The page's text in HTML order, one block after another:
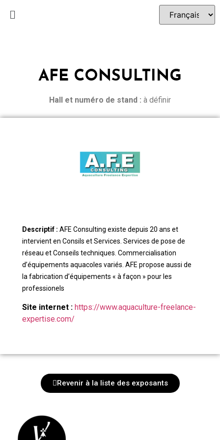
AFE CONSULTING
Hall et numéro de stand : à définir
Descriptif : AFE Consulting existe depuis 20 ans et
intervient en Consils et Services. Services de pose de
réseau et Conseils techniques. Commercialisation
d’équipements aquacoles variés. AFE propose aussi de
la fabrication d’équipements « à façon » pour les
professionels
Site internet : https://www.aquaculture-freelance-
expertise.com/
Revenir à la liste des exposants